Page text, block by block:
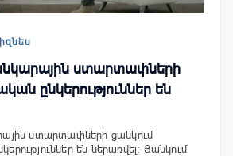
ստարտափների
ընկերություններ են
ստարտափների ցանկում
են ներառվել: Ցանկում